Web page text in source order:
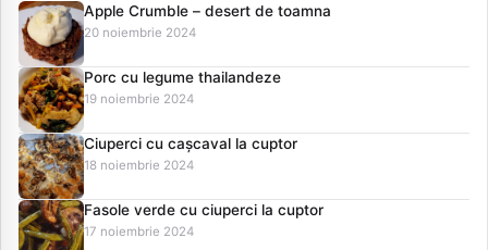
Apple Crumble – desert de toamna
20 noiembrie 2024
Porc cu legume thailandeze
19 noiembrie 2024
Ciuperci cu cașcaval la cuptor
18 noiembrie 2024
Fasole verde cu ciuperci la cuptor
17 noiembrie 2024